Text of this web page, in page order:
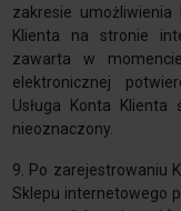
zakresie
Klienta na stronie
zawarta w
elektronicznej
Usługa Konta
nieoznaczony.
9. Po zarejestrowaniu
Sklepu internetowego